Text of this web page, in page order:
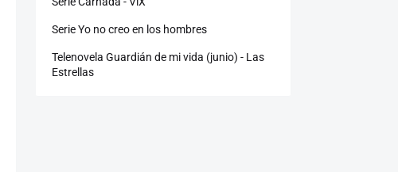
Serie Yo no creo en los hombres
Telenovela Guardián de mi vida (junio) - Las
Estrellas